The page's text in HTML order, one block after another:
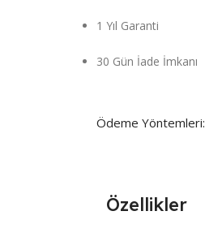
1 Yıl Garanti
30 Gün İade İmkanı
Ödeme Yöntemleri:
Özellikler